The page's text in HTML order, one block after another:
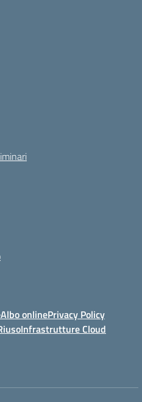
Albo onlinePrivacy Policy
Infrastrutture Cloud